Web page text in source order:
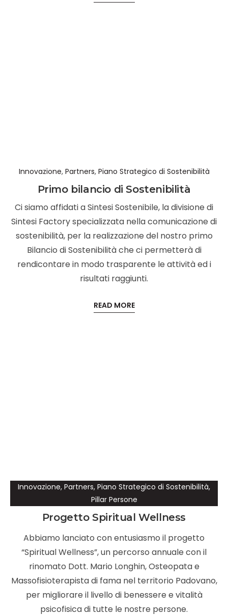
Innovazione, Partners, Piano Strategico di Sostenibilità
Primo bilancio di Sostenibilità
Ci siamo affidati a Sintesi Sostenibile, la divisione di
Sintesi Factory specializzata nella comunicazione di
sostenibilità, per la realizzazione del nostro primo
Bilancio di Sostenibilità che ci permetterà di
rendicontare in modo trasparente le attività ed i
risultati raggiunti.
READ MORE
Innovazione, Partners, Piano Strategico di Sostenibilità,
Pillar Persone
Progetto Spiritual Wellness
Abbiamo lanciato con entusiasmo il progetto
“Spiritual Wellness”, un percorso annuale con il
rinomato Dott. Mario Longhin, Osteopata e
Massofisioterapista di fama nel territorio Padovano,
per migliorare il livello di benessere e vitalità
psicofisica di tutte le nostre persone.